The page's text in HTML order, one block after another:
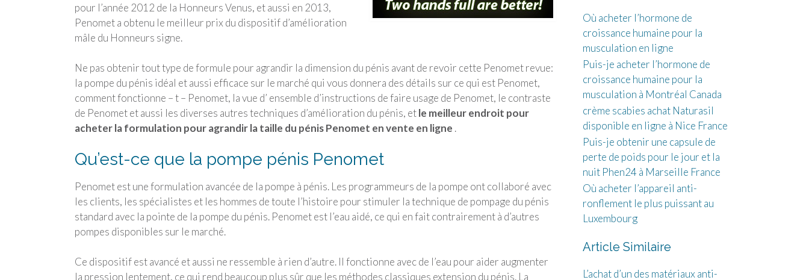
pour l’année 2012 de la Honneurs Venus, et aussi en 2013,
Penomet a obtenu le meilleur prix du dispositif d’amélioration
mâle du Honneurs signe.
Ne pas obtenir tout type de formule pour agrandir la dimension du pénis avant de revoir cette Penomet revue:
la pompe du pénis idéal et aussi efficace sur le marché qui vous donnera des détails sur ce qui est Penomet,
comment fonctionne – t – Penomet, la vue d’ ensemble d’instructions de faire usage de Penomet, le contraste
de Penomet et aussi les diverses autres techniques d’amélioration du pénis, etle meilleur endroit pour
acheter la formulation pour agrandir la taille du pénis Penomet en vente en ligne .
Qu’est-ce que la pompe pénis Penomet
Penomet est une formulation avancée de la pompe à pénis. Les programmeurs de la pompe ont collaboré avec
les clients, les spécialistes et les hommes de toute l’histoire pour stimuler la technique de pompage du pénis
standard avec la pointe de la pompe du pénis. Penomet est l’eau aidé, ce qui en fait contrairement à d’autres
pompes disponibles sur le marché.
Ce dispositif est avancé et aussi ne ressemble à rien d’autre. Il fonctionne avec de l’eau pour aider augmenter
la pression lentement, ce qui rend beaucoup plus sûr que les méthodes classiques extension du pénis. La
Où acheter l’hormone de
croissance humaine pour la
musculation en ligne
Puis-je acheter l’hormone de
croissance humaine pour la
musculation à Montréal Canada
crème scabies achat Naturasil
disponible en ligne à Nice France
Puis-je obtenir une capsule de
perte de poids pour le jour et la
nuit Phen24 à Marseille France
Où acheter l’appareil anti-
ronflement le plus puissant au
Luxembourg
Article Similaire
L’achat d’un des matériaux anti-